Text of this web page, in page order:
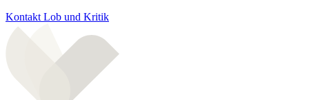
Kontakt Lob und Kritik